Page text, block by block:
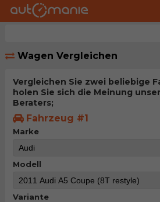
Wagen Vergleichen
Vergleichen Sie zwei beliebige
holen Sie sich die Meinung
Beraters;
Fahrzeug #1
Marke
Modell
Variante